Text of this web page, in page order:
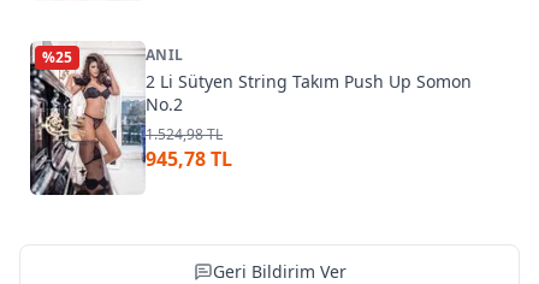
%25 ANIL
2 Li Sütyen String Takım Push Up Somon
No.2
1.524,98 TL
945,78 TL
Geri Bildirim Ver